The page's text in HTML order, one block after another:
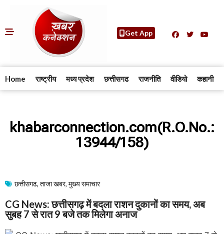
Get App
Home राष्ट्रीय मध्य प्रदेश छत्तीसगढ राजनीति वीडियो कहानी
khabarconnection.com(R.O.No.:
13944/158)
छत्तीसगढ, ताजा खबर, मुख्य समाचार​
CG News: छत्तीसगढ़ में बदला राशन दुकानों का समय, अब
सुबह 7 से रात 9 बजे तक मिलेगा अनाज